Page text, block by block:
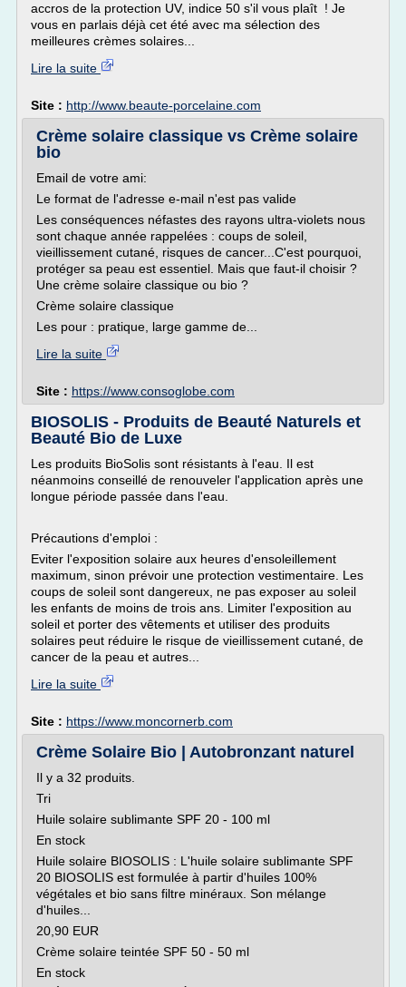
accros de la protection UV, indice 50 s'il vous plaît ! Je
vous en parlais déjà cet été avec ma sélection des
meilleures crèmes solaires...
Lire la suite
Site : http://www.beaute-porcelaine.com
Crème solaire classique vs Crème solaire
bio
Email de votre ami:
Le format de l'adresse e-mail n'est pas valide
Les conséquences néfastes des rayons ultra-violets nous
sont chaque année rappelées : coups de soleil,
vieillissement cutané, risques de cancer...C'est pourquoi,
protéger sa peau est essentiel. Mais que faut-il choisir ?
Une crème solaire classique ou bio ?
Crème solaire classique
Les pour : pratique, large gamme de...
Lire la suite
Site : https://www.consoglobe.com
BIOSOLIS - Produits de Beauté Naturels et
Beauté Bio de Luxe
Les produits BioSolis sont résistants à l'eau. Il est
néanmoins conseillé de renouveler l'application après une
longue période passée dans l'eau.
Précautions d'emploi :
Eviter l'exposition solaire aux heures d'ensoleillement
maximum, sinon prévoir une protection vestimentaire. Les
coups de soleil sont dangereux, ne pas exposer au soleil
les enfants de moins de trois ans. Limiter l'exposition au
soleil et porter des vêtements et utiliser des produits
solaires peut réduire le risque de vieillissement cutané, de
cancer de la peau et autres...
Lire la suite
Site : https://www.moncornerb.com
Crème Solaire Bio | Autobronzant naturel
Il y a 32 produits.
Tri
Huile solaire sublimante SPF 20 - 100 ml
En stock
Huile solaire BIOSOLIS : L'huile solaire sublimante SPF
20 BIOSOLIS est formulée à partir d'huiles 100%
végétales et bio sans filtre minéraux. Son mélange
d'huiles...
20,90 EUR
Crème solaire teintée SPF 50 - 50 ml
En stock